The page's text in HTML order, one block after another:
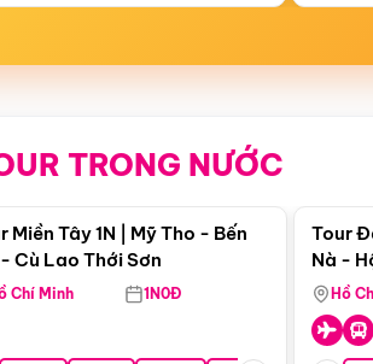
TRONG NƯỚC
Điểm nổi bật
Miền Tây 1N | Mỹ Tho - Bến
Cù Lao Thới Sơn
Chí Minh 1N0Đ
Tour
Nà -
Nha
Hồ